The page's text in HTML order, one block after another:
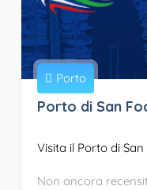
Porto
Porto di San
Visita il Porto di
Non ancora